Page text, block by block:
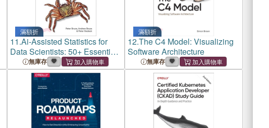
滿額折
11.Ai-Assisted Statistics for
Data Scientists: 50+ Essential
Concepts Using R and Python
無庫存
滿額折
12.The C4 Model: Visualizing
Software Architecture
無庫存